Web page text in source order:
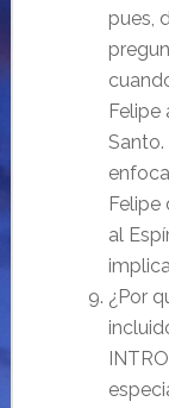
pues,
Felipe
Felipe
al
¿Por